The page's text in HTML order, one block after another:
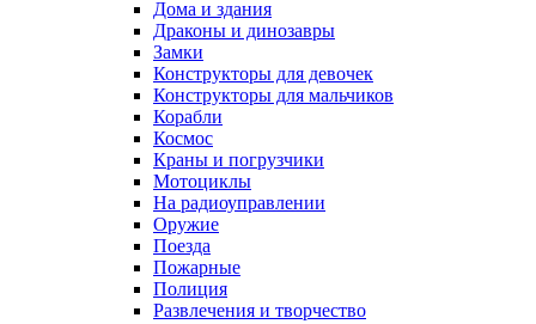
Дома и здания
Драконы и динозавры
Замки
Конструкторы для девочек
Конструкторы для мальчиков
Корабли
Космос
Краны и погрузчики
Мотоциклы
На радиоуправлении
Оружие
Поезда
Пожарные
Полиция
Развлечения и творчество